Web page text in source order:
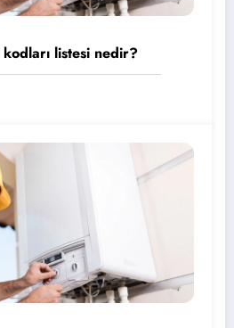
listesi nedir?